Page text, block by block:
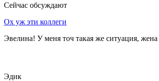
Сейчас обсуждают
Ох уж эти коллеги
Эвелина! У меня точ такая же ситуация,
Эдик